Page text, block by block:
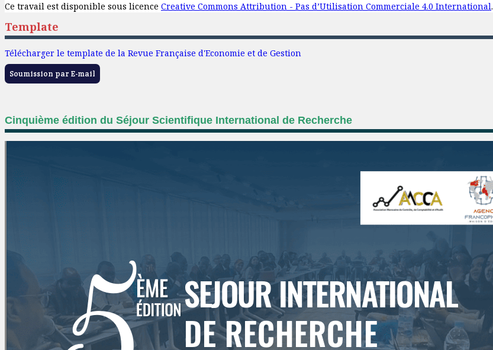
Ce travail est disponible sous licence Creative Commons Attribution - Pas d’Utilisation Commerciale 4.0 International.
Template
Télécharger le template de la Revue Française d'Economie et de Gestion
Soumission par E-mail
Cinquième édition du Séjour Scientifique International de Recherche